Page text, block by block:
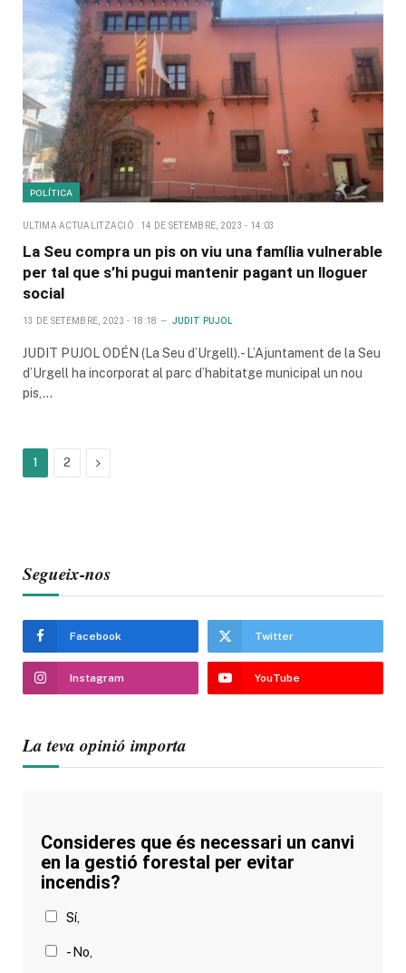
POLÍTICA
ULTIMA ACTUALITZACIÓ 14 DE SETEMBRE, 2023 - 14:03
La Seu compra un pis on viu una família vulnerable
per tal que s’hi pugui mantenir pagant un lloguer
social
13 DE SETEMBRE, 2023 - 18:18 JUDIT PUJOL
JUDIT PUJOL ODÉN (La Seu d’Urgell).- L’Ajuntament de la Seu
d’Urgell ha incorporat al parc d’habitatge municipal un nou
pis,…
1 2 Next
Segueix-nos
Facebook Twitter
Instagram YouTube
La teva opinió importa
Consideres que és necessari un canvi
en la gestió forestal per evitar
incendis?
Sí,
- No,